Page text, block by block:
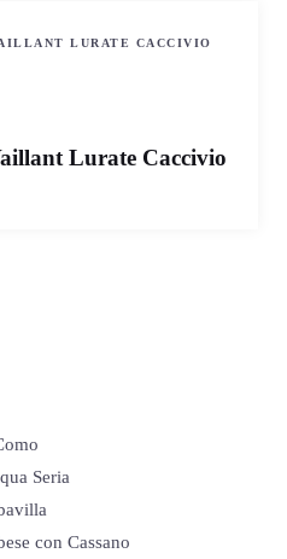
LURATE CACCIVIO
Lurate Caccivio
Seria
con Cassano